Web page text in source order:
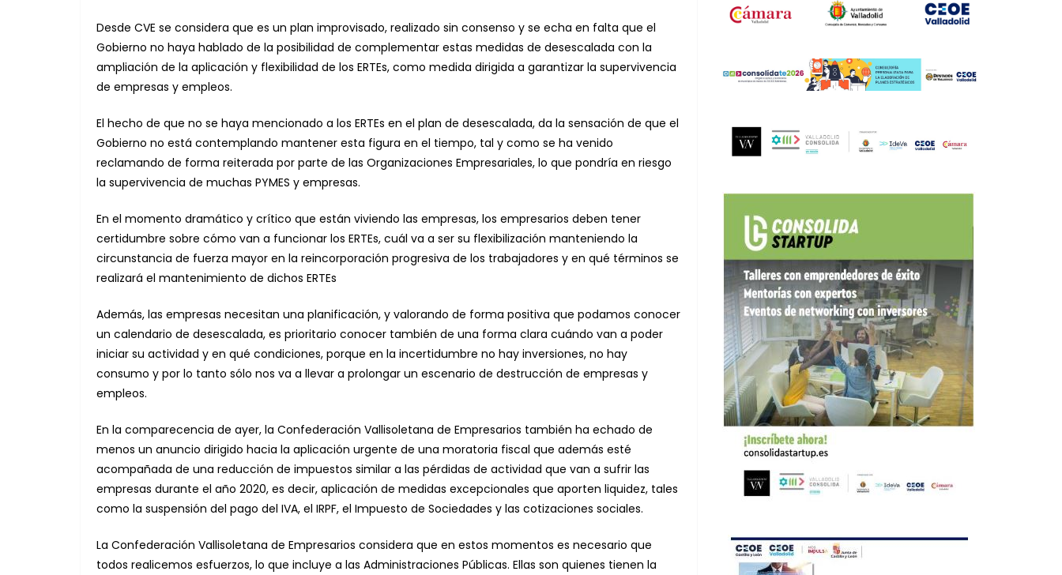
Desde CVE se considera que es un plan improvisado, realizado sin consenso y se echa en falta que el
Gobierno no haya hablado de la posibilidad de complementar estas medidas de desescalada con la
ampliación de la aplicación y flexibilidad de los ERTEs, como medida dirigida a garantizar la supervivencia
de empresas y empleos.
El hecho de que no se haya mencionado a los ERTEs en el plan de desescalada, da la sensación de que el
Gobierno no está contemplando mantener esta figura en el tiempo, tal y como se ha venido
reclamando de forma reiterada por parte de las Organizaciones Empresariales, lo que pondría en riesgo
la supervivencia de muchas PYMES y empresas.
En el momento dramático y crítico que están viviendo las empresas, los empresarios deben tener
certidumbre sobre cómo van a funcionar los ERTEs, cuál va a ser su flexibilización manteniendo la
circunstancia de fuerza mayor en la reincorporación progresiva de los trabajadores y en qué términos se
realizará el mantenimiento de dichos ERTEs
Además, las empresas necesitan una planificación, y valorando de forma positiva que podamos conocer
un calendario de desescalada, es prioritario conocer también de una forma clara cuándo van a poder
iniciar su actividad y en qué condiciones, porque en la incertidumbre no hay inversiones, no hay
consumo y por lo tanto sólo nos va a llevar a prolongar un escenario de destrucción de empresas y
empleos.
En la comparecencia de ayer, la Confederación Vallisoletana de Empresarios también ha echado de
menos un anuncio dirigido hacia la aplicación urgente de una moratoria fiscal que además esté
acompañada de una reducción de impuestos similar a las pérdidas de actividad que van a sufrir las
empresas durante el año 2020, es decir, aplicación de medidas excepcionales que aporten liquidez, tales
como la suspensión del pago del IVA, el IRPF, el Impuesto de Sociedades y las cotizaciones sociales.
La Confederación Vallisoletana de Empresarios considera que en estos momentos es necesario que
todos realicemos esfuerzos, lo que incluye a las Administraciones Públicas. Ellas son quienes tienen la